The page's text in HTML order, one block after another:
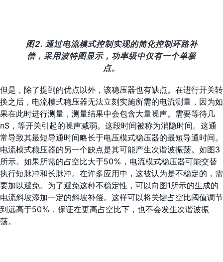
图2. 通过电流模式控制实现的简化控制环路补
偿，采用波特图显示，功率级中仅有一个单极
点。
但是，除了提到的优点以外，该稳压器也有缺点。在进行开关转
换之后，电流模式稳压器无法立刻实施所需的电流测量，因为如
果在此时进行测量，测量结果中会包含大量噪声。需要等待几
nS，等开关引起的噪声减弱。这段时间被称为消隐时间。这通
常导致其最短导通时间略长于电压模式稳压器的最短导通时间。
电流模式稳压器的另一个缺点是其可能产生次谐波振荡。如图3
所示。如果所需的占空比大于50%，电流模式稳压器可能交替
执行短脉冲和长脉冲。在许多应用中，这被认为是不稳定的，需
要加以避免。为了避免这种不稳定性，可以向图1所示的生成的
电流斜坡添加一定的斜坡补偿。这样可以将关键占空比阈值调节
到远高于50%，保证在更高占空比下，也不会发生次谐波振
荡。